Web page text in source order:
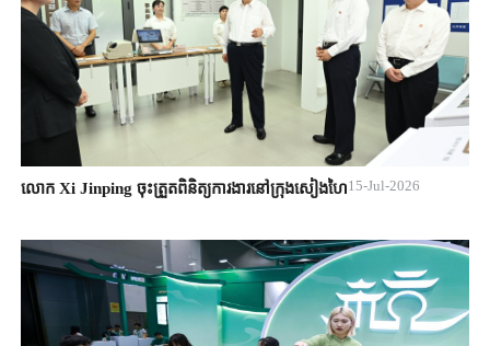
លោក Xi Jinping ចុះត្រួតពិនិត្យការងារនៅក្រុងសៀងហៃ15-Jul-2026